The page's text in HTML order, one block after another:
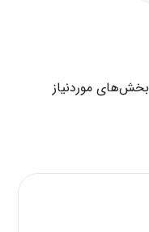
بخش‌های موردنیاز